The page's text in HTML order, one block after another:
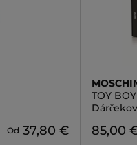
Od 37,80 €
TOY BOY
85,00